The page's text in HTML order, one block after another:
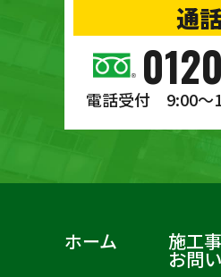
通
電話受付 9:00〜
ホーム 施工
お問